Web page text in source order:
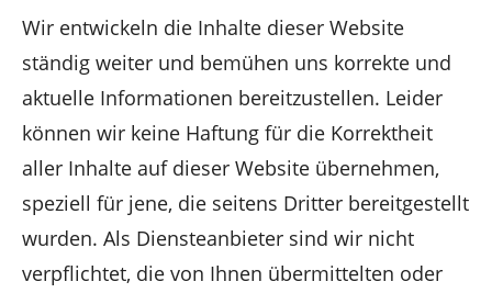
Wir entwickeln die Inhalte dieser Website
ständig weiter und bemühen uns korrekte und
aktuelle Informationen bereitzustellen. Leider
können wir keine Haftung für die Korrektheit
aller Inhalte auf dieser Website übernehmen,
speziell für jene, die seitens Dritter bereitgestellt
wurden. Als Diensteanbieter sind wir nicht
verpflichtet, die von Ihnen übermittelten oder